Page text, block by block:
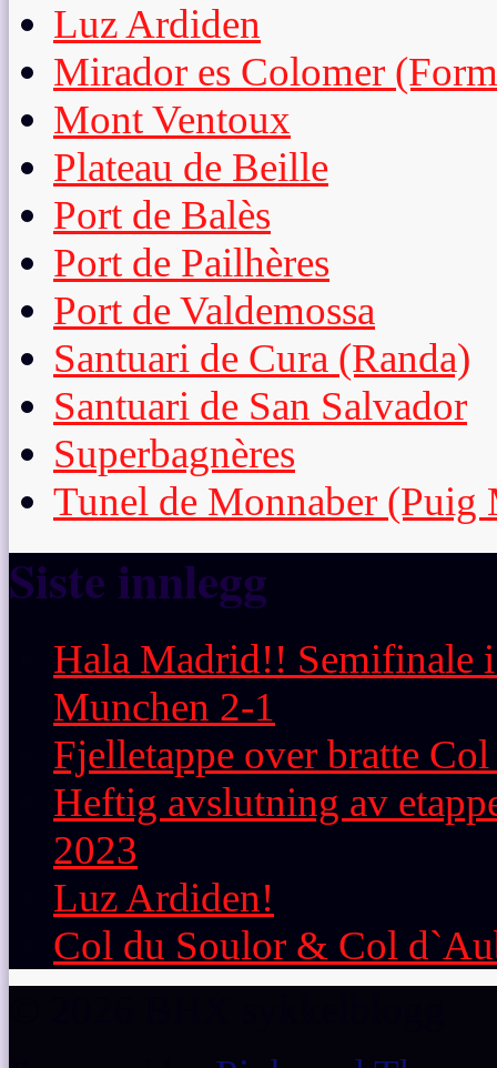
Luz Ardiden
Mirador es Colomer
Mont Ventoux
Plateau de Beille
Port de Balès
Port de Pailhères
Port de Valdemossa
Santuari de Cura (Randa)
Santuari de San Salvador
Superbagnères
Tunel de Monnaber (Puig
Siste innlegg
Hala Madrid!! Semifinale
Munchen 2-1
Fjelletappe over bratte
Heftig avslutning av
2023
Luz Ardiden!
Col du Soulor & Col